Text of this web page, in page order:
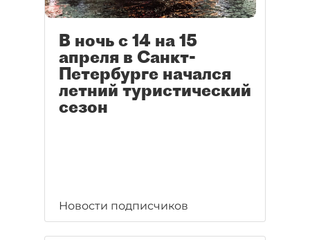
В ночь с 14 на 15
апреля в Санкт-
Петербурге начался
летний туристический
сезон
Новости подписчиков